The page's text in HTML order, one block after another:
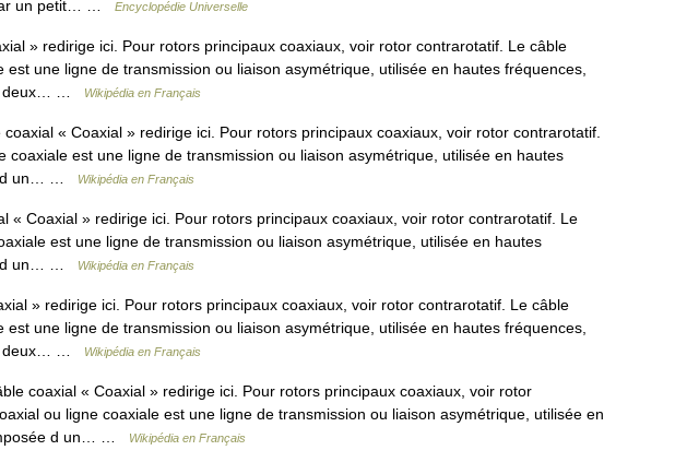
un petit… …
Encyclopédie Universelle
» redirige ici. Pour rotors principaux coaxiaux, voir rotor contrarotatif. Le câble
est une ligne de transmission ou liaison asymétrique, utilisée en hautes fréquences,
deux… …
Wikipédia en Français
« Coaxial » redirige ici. Pour rotors principaux coaxiaux, voir rotor contrarotatif.
coaxiale est une ligne de transmission ou liaison asymétrique, utilisée en hautes
d un… …
Wikipédia en Français
« Coaxial » redirige ici. Pour rotors principaux coaxiaux, voir rotor contrarotatif. Le
est une ligne de transmission ou liaison asymétrique, utilisée en hautes
d un… …
Wikipédia en Français
» redirige ici. Pour rotors principaux coaxiaux, voir rotor contrarotatif. Le câble
est une ligne de transmission ou liaison asymétrique, utilisée en hautes fréquences,
deux… …
Wikipédia en Français
coaxial « Coaxial » redirige ici. Pour rotors principaux coaxiaux, voir rotor
ou ligne coaxiale est une ligne de transmission ou liaison asymétrique, utilisée en
d un… …
Wikipédia en Français